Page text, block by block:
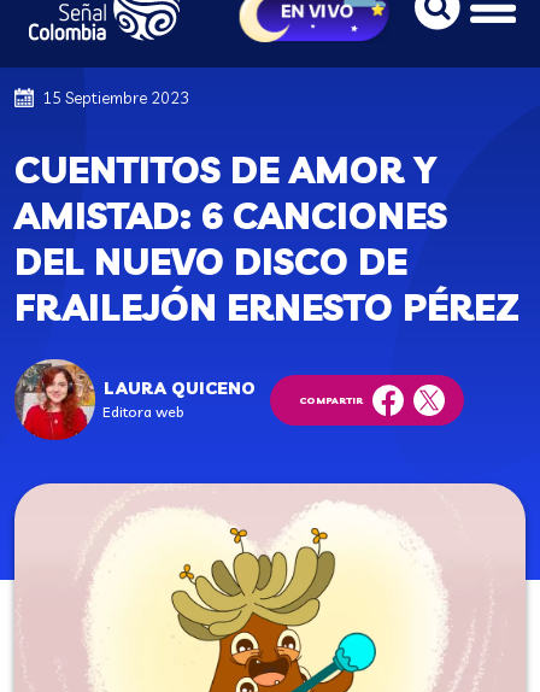
15 Septiembre 2023
CUENTITOS DE AMOR Y
AMISTAD: 6 CANCIONES
DEL NUEVO DISCO DE
FRAILEJÓN ERNESTO PÉREZ
LAURA QUICENO
Editora web
COMPARTIR